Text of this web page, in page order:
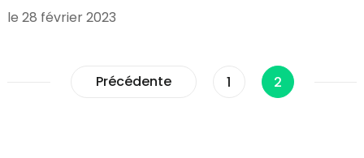
le 28 février 2023
Pagination
Précédente Page
1 Page
2